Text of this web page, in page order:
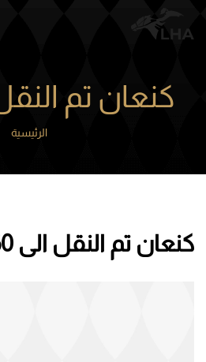
كنعان تم النقل
الرئيسية
كنعان تم النقل الى 1560